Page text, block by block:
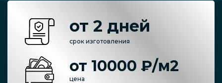
от 2 дней
срок изготовления
от 10000 ₽/м2
цена